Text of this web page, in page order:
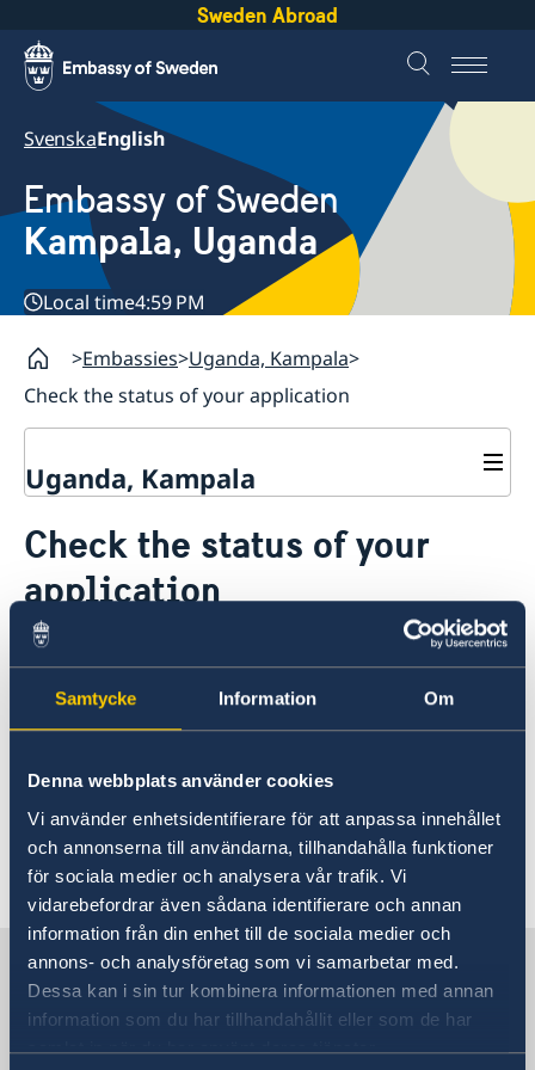
Samtycke Information Om
Denna webbplats använder cookies
Vi använder enhetsidentifierare för att anpassa innehållet
och annonserna till användarna, tillhandahålla funktioner
för sociala medier och analysera vår trafik. Vi
vidarebefordrar även sådana identifierare och annan
information från din enhet till de sociala medier och
annons- och analysföretag som vi samarbetar med.
Dessa kan i sin tur kombinera informationen med annan
information som du har tillhandahållit eller som de har
samlat in när du har använt deras tjänster.
Sweden Abroad
SvenskaEnglish
Embassy of Sweden
Kampala, Uganda
Local time4:59 PM
Embassies Uganda, Kampala
Check the status of your application
Uganda, Kampala
About us
Migration and Consular fees
Procurement
Questions and Answers in relation to Procurement
Vacancies
Embassy staff
Current
News
Quiz Makerere
Calendar
Check the status of your
application
On the website of the Swedish
Migration Agency you can check the
status of your application. You can
check the following: student permit,
work permit, residence permit,
passport, Swedish citizenship and
asylum application.
Sweden in Uganda
Embassy